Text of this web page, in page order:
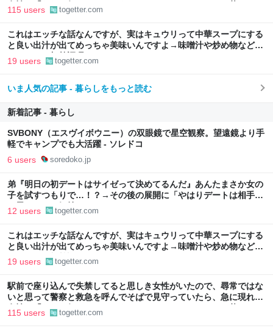
女性に「あなた何してるんですか！？」とスマホをはたき落とされ
115 users togetter.com
これはエッチな話なんですが、実はキュウリって中華スープにする
と良い出汁が出てめっちゃ美味いんですよ→味噌汁や炒め物など、
キュウリの加熱調理はいろいろある
19 users togetter.com
いま人気の記事 - 暮らしをもっと読む
新着記事 - 暮らし
SVBONY（エスヴイボウニー）の双眼鏡で星空観察。望遠鏡より手
軽でキャンプでも大活躍 - ソレドコ
6 users soredoko.jp
弟『明日の初デートはサイゼって決めてるんだ』あんたまさか女の
子を試すつもりで…！？→その後の展開に「やはりデートは相手へ
の思いやりの気持ち」
12 users togetter.com
これはエッチな話なんですが、実はキュウリって中華スープにする
と良い出汁が出てめっちゃ美味いんですよ→味噌汁や炒め物など、
キュウリの加熱調理はいろいろある
19 users togetter.com
駅前で座り込んで失禁してると思しき女性がいたので、尋常ではな
いと思って警察と救急を呼んでそばで見守っていたら、急に現れた
女性に「あなた何してるんですか！？」とスマホをはたき落とされ
115 users togetter.com